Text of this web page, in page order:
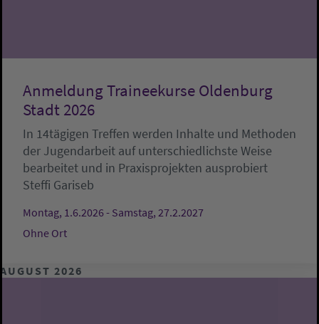
Anmeldung Traineekurse Oldenburg
Stadt 2026
In 14tägigen Treffen werden Inhalte und Methoden
der Jugendarbeit auf unterschiedlichste Weise
bearbeitet und in Praxisprojekten ausprobiert
Steffi Gariseb
Montag, 1.6.2026 - Samstag, 27.2.2027
Ohne Ort
AUGUST 2026